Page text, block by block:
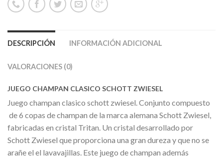
DESCRIPCIÓN INFORMACIÓN ADICIONAL
VALORACIONES (0)
JUEGO CHAMPAN CLASICO SCHOTT ZWIESEL
Juego champan clasico schott zwiesel. Conjunto compuesto
de 6 copas de champan de la marca alemana Schott Zwiesel,
fabricadas en cristal Tritan. Un cristal desarrollado por
Schott Zwiesel que proporciona una gran dureza y que no se
arañe el el lavavajillas. Este juego de champan además